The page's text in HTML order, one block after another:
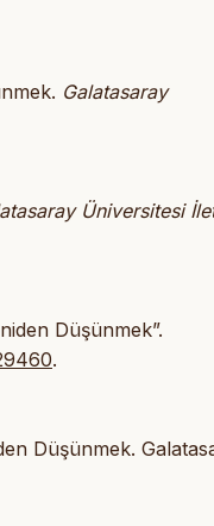
Galatasaray
Üniversitesi
Düşünmek”.
.
Düşünmek.